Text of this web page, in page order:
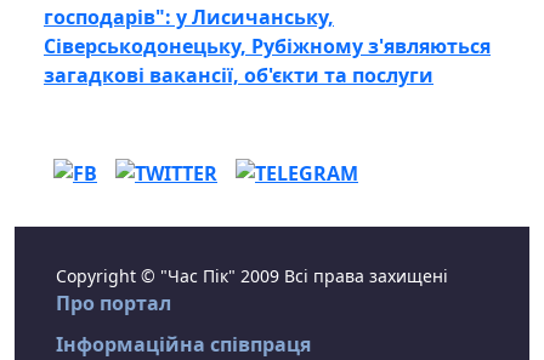
господарів": у Лисичанську,
Сіверськодонецьку, Рубіжному з'являються
загадкові вакансії, об'єкти та послуги
Copyright © "Час Пік" 2009 Всі права захищені
Про портал
Інформаційна співпраця